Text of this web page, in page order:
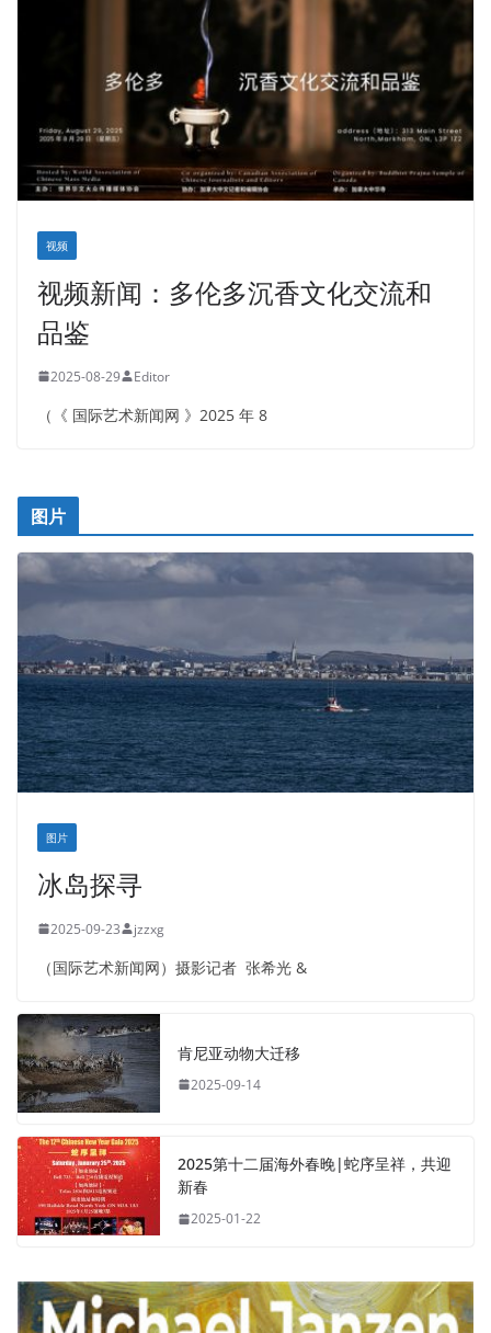
视频
视频新闻：多伦多沉香文化交流和
品鉴
2025-08-29 Editor
（《 国际艺术新闻网 》2025 年 8
图片
图片
冰岛探寻
2025-09-23 jzzxg
（国际艺术新闻网）摄影记者 张希光 &
肯尼亚动物大迁移
2025-09-14
2025第十二届海外春晚|蛇序呈祥，共迎
新春
2025-01-22